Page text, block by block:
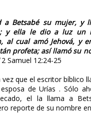
a Betsabé su mujer, y
y ella le dio a luz un
al cual amó Jehová, y
profeta; así llamó su
2 Samuel 12:24-25
vez que el escritor bíblico
de Urías . Sólo
el la llama a
reporte de su nombre